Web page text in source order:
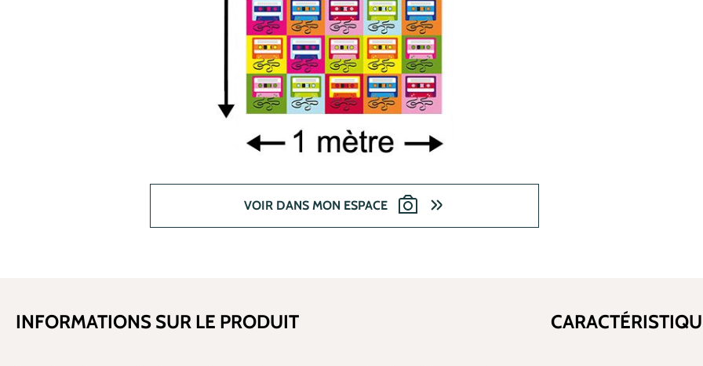
VOIR DANS MON ESPACE
INFORMATIONS SUR LE PRODUIT